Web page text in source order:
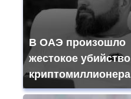
В ОАЭ произошло
жестокое убийство
криптомиллионера